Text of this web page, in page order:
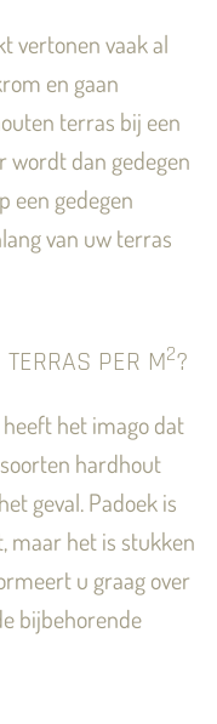
vertonen vaak al
en gaan
terras bij een
wordt dan gedegen
een gedegen
van uw terras
PER M2?
het imago dat
hardhout
geval. Padoek is
maar het is stukken
u graag over
bijbehorende